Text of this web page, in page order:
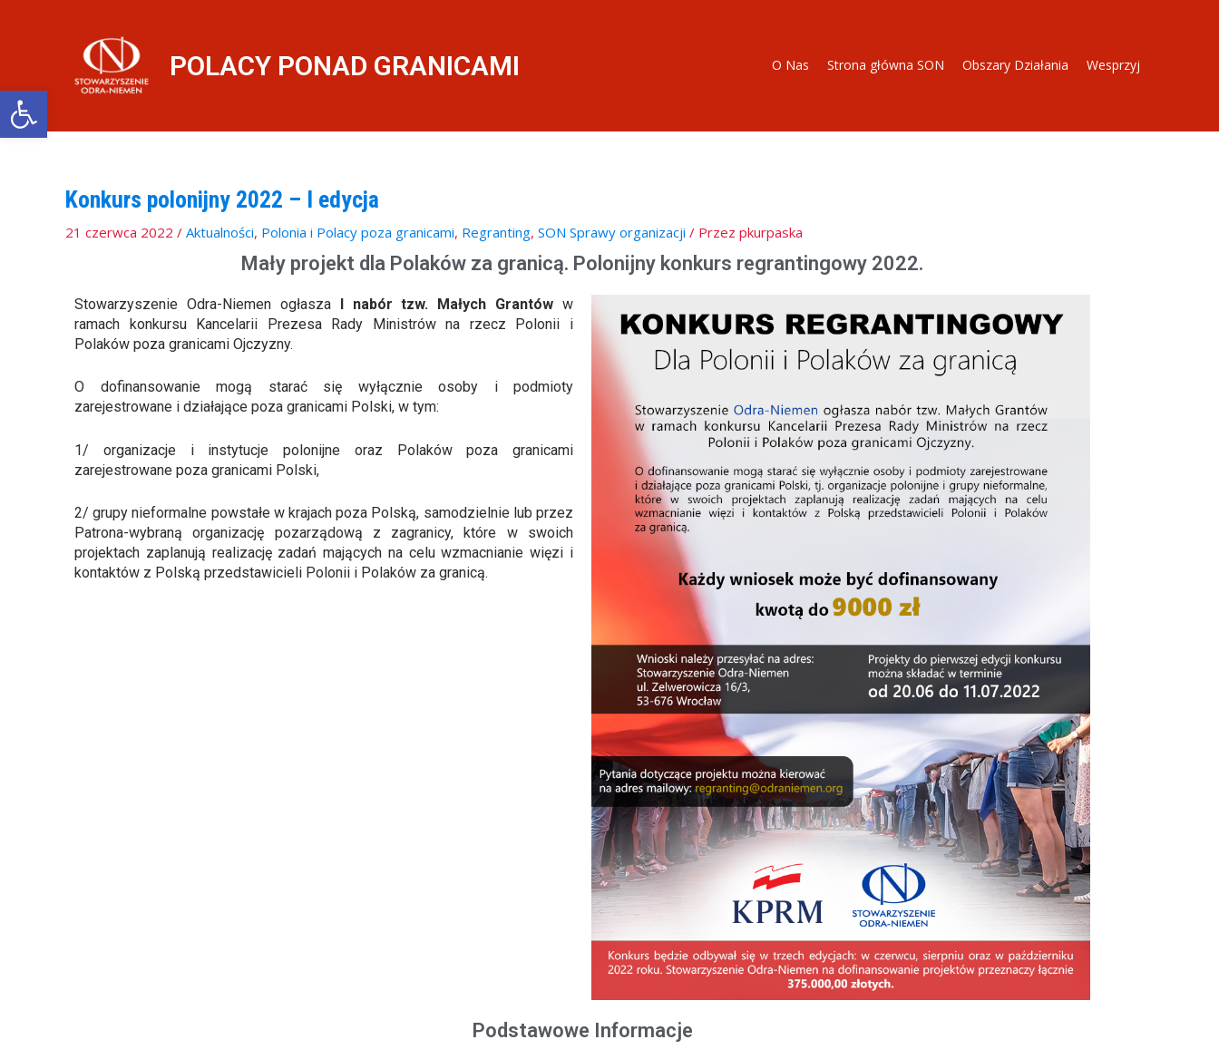
Otwórz pasek narzędzi
POLACY PONAD GRANICAMI O Nas Strona główna SON Obszary Działania Wesprzyj
Konkurs polonijny 2022 – I edycja
21 czerwca 2022 / Aktualności, Polonia i Polacy poza granicami, Regranting, SON Sprawy organizacji / Przez pkurpaska
Mały projekt dla Polaków za granicą. Polonijny konkurs regrantingowy 2022.
Stowarzyszenie Odra-Niemen ogłasza I nabór tzw. Małych Grantów w
ramach konkursu Kancelarii Prezesa Rady Ministrów na rzecz Polonii i
Polaków poza granicami Ojczyzny.
O dofinansowanie mogą starać się wyłącznie osoby i podmioty
zarejestrowane i działające poza granicami Polski, w tym:
1/ organizacje i instytucje polonijne oraz Polaków poza granicami
zarejestrowane poza granicami Polski,
2/ grupy nieformalne powstałe w krajach poza Polską, samodzielnie lub przez
Patrona-wybraną organizację pozarządową z zagranicy, które w swoich
projektach zaplanują realizację zadań mających na celu wzmacnianie więzi i
kontaktów z Polską przedstawicieli Polonii i Polaków za granicą.
Podstawowe Informacje